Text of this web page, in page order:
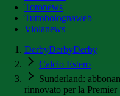
Toronews
Tuttobolognaweb
Violanews
DerbyDerbyDerby
Calcio Estero
Sunderland:
rinnovato per la Premier